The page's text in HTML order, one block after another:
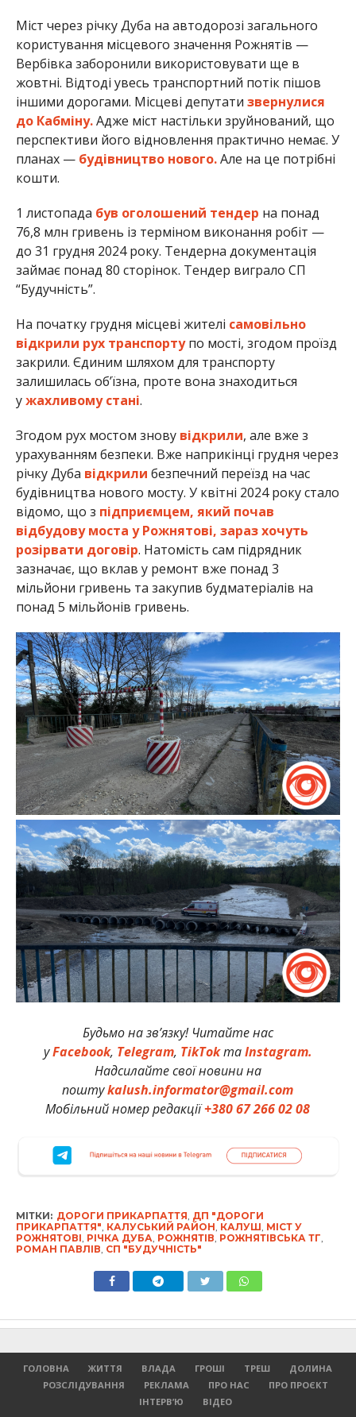
Міст через річку Дуба на автодорозі загального
користування місцевого значення Рожнятів —
Вербівка заборонили використовувати ще в
жовтні. Відтоді увесь транспортний потік пішов
іншими дорогами. Місцеві депутати звернулися
до Кабміну.Адже міст настільки зруйнований, що
перспективи його відновлення практично немає. У
планах — будівництво нового.Але на це потрібні
кошти.
1 листопада був оголошений тендер на понад
76,8 млн гривень із терміном виконання робіт —
до 31 грудня 2024 року. Тендерна документація
займає понад 80 сторінок. Тендер виграло СП
“Будучність”.
На початку грудня місцеві жителі самовільно
відкрили рух транспортупо мості, згодом проїзд
закрили. Єдиним шляхом для транспорту
залишилась обʼїзна, проте вона знаходиться
ужахливому стані.
Згодом рух мостом знову відкрили, але вже з
урахуванням безпеки. Вже наприкінці грудня через
річку Дуба відкрили безпечний переїзд на час
будівництва нового мосту. У квітні 2024 року стало
відомо, що з підприємцем, який почав
відбудову моста у Рожнятові, зараз хочуть
розірвати договір. Натомість сам підрядник
зазначає, що вклав у ремонт вже понад 3
мільйони гривень та закупив будматеріалів на
понад 5 мільйонів гривень.
Будьмо на зв’язку! Читайте нас
уFacebook, Telegram, TikTokтаInstagram.
Надсилайте свої новини на
поштуkalush.informator@gmail.com
Мобільний номер редакції+380 67 266 02 08
МІТКИ: ДОРОГИ ПРИКАРПАТТЯ ДП "ДОРОГИ
ПРИКАРПАТТЯ" КАЛУСЬКИЙ РАЙОН КАЛУШ МІСТ У
РОЖНЯТОВІ РІЧКА ДУБА РОЖНЯТІВ РОЖНЯТІВСЬКА ТГ
РОМАН ПАВЛІВ СП "БУДУЧНІСТЬ"
ГОЛОВНА ЖИТТЯ ВЛАДА ГРОШІ ТРЕШ
ДОЛИНА
РОЗСЛІДУВАННЯ
РЕКЛАМА ПРО НАС
ПРО ПРОЄКТ
ІНТЕРВ’Ю
ВІДЕО